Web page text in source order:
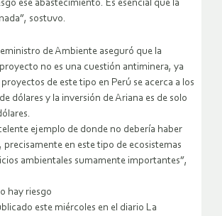
ese abastecimiento. Es esencial que la
sostuvo.
de Ambiente aseguró que la
no es una cuestión antiminera, ya
de este tipo en Perú se acerca a los
dólares y la inversión de Ariana es de solo
ejemplo de donde no debería haber
precisamente en este tipo de ecosistemas
ambientales sumamente importantes”,
hay riesgo
este miércoles en el diario La